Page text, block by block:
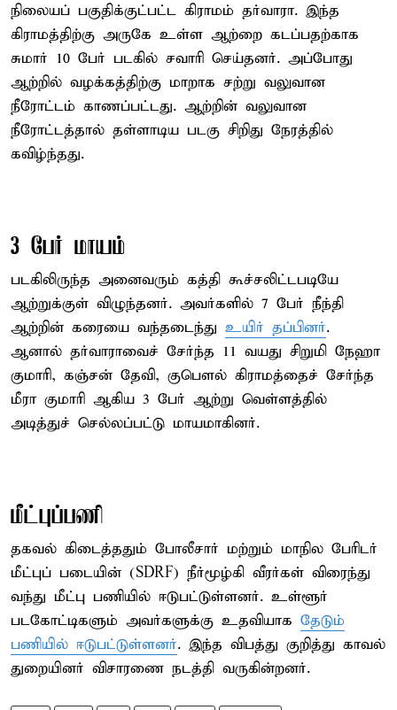
நிலையப் பகுதிக்குட்பட்ட கிராமம் தர்வாரா. இந்த
கிராமத்திற்கு அருகே உள்ள ஆற்றை கடப்பதற்காக
சுமார் 10 பேர் படகில் சவாரி செய்தனர். அப்போது
ஆற்றில் வழக்கத்திற்கு மாறாக சற்று வலுவான
நீரோட்டம் காணப்பட்டது. ஆற்றின் வலுவான
நீரோட்டத்தால் தள்ளாடிய படகு சிறிது நேரத்தில்
கவிழ்ந்தது.
3 பேர் மாயம்
படகிலிருந்த அனைவரும் கத்தி கூச்சலிட்டபடியே
ஆற்றுக்குள் விழுந்தனர். அவர்களில் 7 பேர் நீந்தி
ஆற்றின் கரையை வந்தடைந்து உயிர் தப்பினர்.
ஆனால் தர்வாராவைச் சேர்ந்த 11 வயது சிறுமி நேஹா
குமாரி, கஞ்சன் தேவி, குபௌல் கிராமத்தைச் சேர்ந்த
மீரா குமாரி ஆகிய 3 பேர் ஆற்று வெள்ளத்தில்
அடித்துச் செல்லப்பட்டு மாயமாகினர்.
மீட்புப்பணி
தகவல் கிடைத்ததும் போலீசார் மற்றும் மாநில பேரிடர்
மீட்புப் படையின் (SDRF) நீர்மூழ்கி வீரர்கள் விரைந்து
வந்து மீட்பு பணியில் ஈடுபட்டுள்ளனர். உள்ளூர்
படகோட்டிகளும் அவர்களுக்கு உதவியாக தேடும்
பணியில் ஈடுபட்டுள்ளனர். இந்த விபத்து குறித்து காவல்
துறையினர் விசாரணை நடத்தி வருகின்றனர்.